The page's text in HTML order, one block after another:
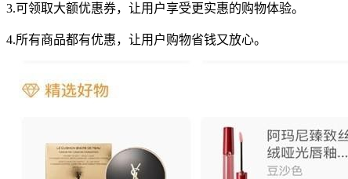
3.可领取大额优惠券，让用户享受更实惠的购物体验。
4.所有商品都有优惠，让用户购物省钱又放心。